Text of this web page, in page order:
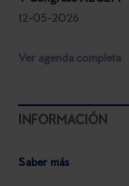
12-05-2026
Ver agenda completa
INFORMACIÓN
Saber más